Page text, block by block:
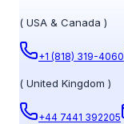
( USA & Canada )
+1 (818) 319-4060
( United Kingdom )
+44 7441 392205